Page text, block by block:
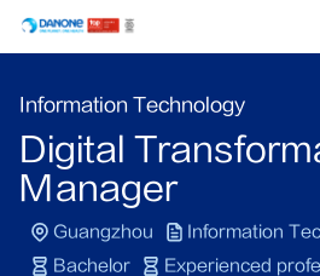
Information Technology
Digital
Manager
Guangzhou Information
Bachelor
Experienced